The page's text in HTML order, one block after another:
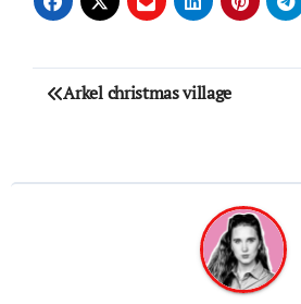
Bericht
Arkel christmas village